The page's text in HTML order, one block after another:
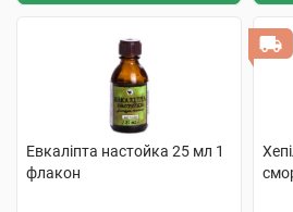
Евкаліпта настойка 25 мл 1
флакон